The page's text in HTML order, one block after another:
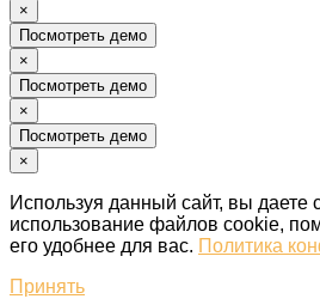
×
Посмотреть демо
×
Посмотреть демо
×
Посмотреть демо
×
Используя данный сайт, вы даете
использование файлов cookie,
его удобнее для вас. Политика
Принять